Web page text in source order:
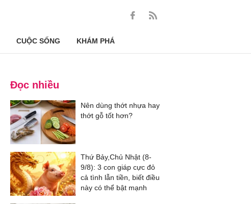
CUỘC SỐNG KHÁM PHÁ
Đọc nhiều
Nên dùng thớt nhựa hay
thớt gỗ tốt hơn?
Thứ Bảy,Chủ Nhật (8-
9/8): 3 con giáp cực đỏ
cả tình lẫn tiền, biết điều
này có thể bật mạnh